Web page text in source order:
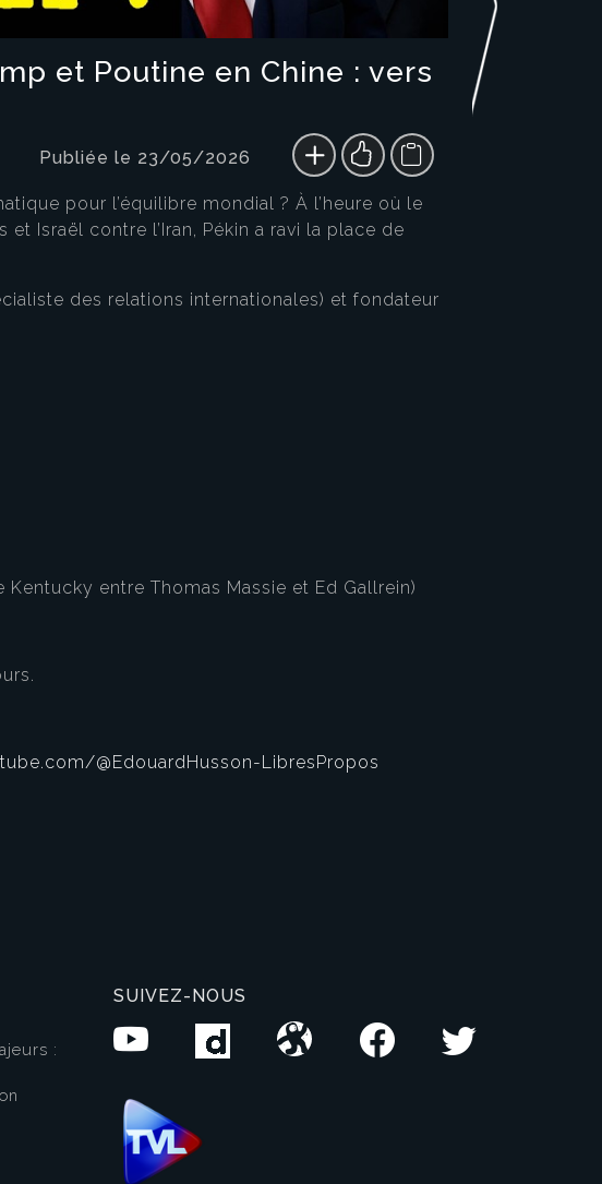
et Poutine en Chine : vers
Publiée le 23/05/2026
pour l’équilibre mondial ? À l’heure où le
Israël contre l’Iran, Pékin a ravi la place de
des relations internationales) et fondateur
entre Thomas Massie et Ed Gallrein)
@EdouardHusson-LibresPropos
:
SUIVEZ-NOUS